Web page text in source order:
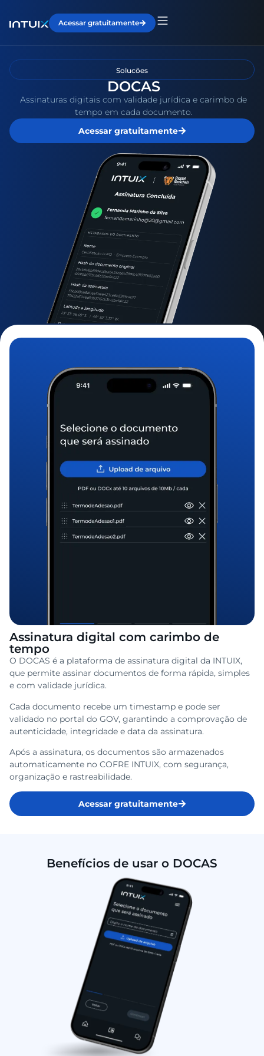
Acessar gratuitamente
Solucões
DOCAS
Assinaturas digitais com validade jurídica e carimbo de
tempo em cada documento.
Acessar gratuitamente
Assinatura digital com carimbo de
tempo
O DOCAS é a plataforma de assinatura digital da INTUIX,
que permite assinar documentos de forma rápida, simples
e com validade jurídica.
Cada documento recebe um timestamp e pode ser
validado no portal do GOV, garantindo a comprovação de
autenticidade, integridade e data da assinatura.
Após a assinatura, os documentos são armazenados
automaticamente no COFRE INTUIX, com segurança,
organização e rastreabilidade.
Acessar gratuitamente
Benefícios de usar o DOCAS